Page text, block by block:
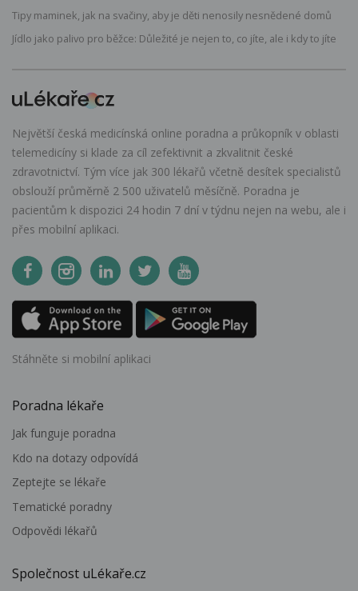
Tipy maminek, jak na svačiny, aby je děti nenosily nesnědené domů
Jídlo jako palivo pro běžce: Důležité je nejen to, co jíte, ale i kdy to jíte
Největší česká medicínská online poradna a průkopník v oblasti
telemedicíny si klade za cíl zefektivnit a zkvalitnit české
zdravotnictví. Tým více jak 300 lékařů včetně desítek specialistů
obslouží průměrně 2 500 uživatelů měsíčně. Poradna je
pacientům k dispozici 24 hodin 7 dní v týdnu nejen na webu, ale i
přes mobilní aplikaci.
Stáhněte si mobilní aplikaci
Poradna lékaře
Jak funguje poradna
Kdo na dotazy odpovídá
Zeptejte se lékaře
Tematické poradny
Odpovědi lékařů
Společnost uLékaře.cz